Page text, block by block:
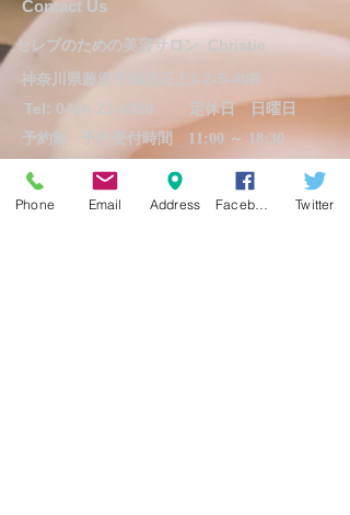
​​​Contact Us
セレブのための美容サロン Christie
神奈川県藤沢市鵠沼石上1-2-5-40B
Tel: 0466-23-6358
定休日 日曜日
予約制
予約受付時間 11:00 ～ 18:30
info@christie-beauty.com
Phone Email Address Twitter